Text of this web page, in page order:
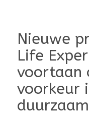
Nieuwe
Life
voortaan
voorkeur